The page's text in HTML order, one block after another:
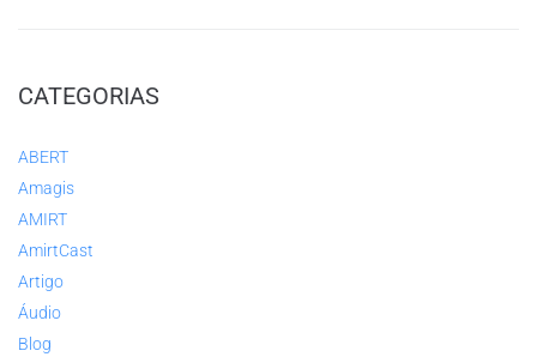
CATEGORIAS
ABERT
Amagis
AMIRT
AmirtCast
Artigo
Áudio
Blog